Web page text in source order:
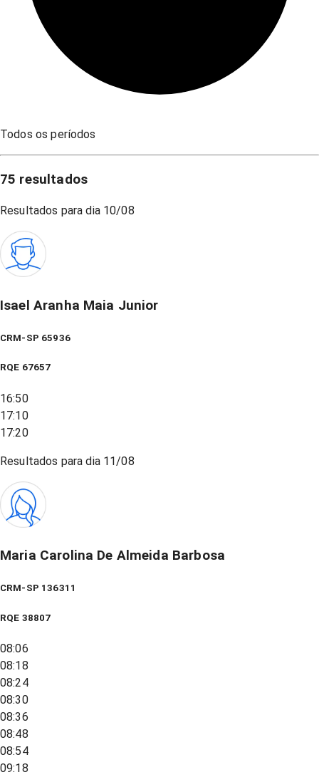
Todos os períodos
75 resultados
Resultados para dia 10/08
Isael Aranha Maia Junior
CRM-SP 65936
RQE 67657
16:50
17:10
17:20
Resultados para dia 11/08
Maria Carolina De Almeida Barbosa
CRM-SP 136311
RQE 38807
08:06
08:18
08:24
08:30
08:36
08:48
08:54
09:18